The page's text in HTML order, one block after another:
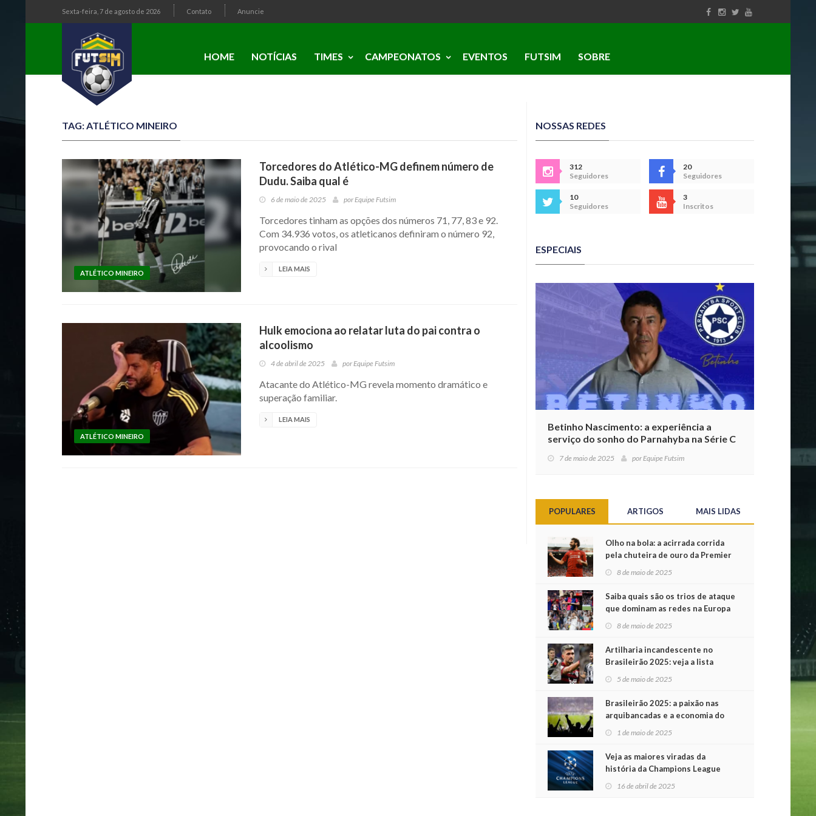
Sexta-feira, 7 de agosto de 2026 Contato Anuncie
HOME NOTÍCIAS TIMES CAMPEONATOS EVENTOS FUTSIM SOBRE
TAG: ATLÉTICO MINEIRO
ATLÉTICO MINEIRO
Torcedores do Atlético-MG definem número de
Dudu. Saiba qual é
6 de maio de 2025 porEquipe Futsim
Torcedores tinham as opções dos números 71, 77, 83 e 92.
Com 34.936 votos, os atleticanos definiram o número 92,
provocando o rival
LEIA MAIS
ATLÉTICO MINEIRO
Hulk emociona ao relatar luta do pai contra o
alcoolismo
4 de abril de 2025 por Equipe Futsim
Atacante do Atlético-MG revela momento dramático e
superação familiar.
LEIA MAIS
NOSSAS REDES
312
Seguidores
20
Seguidores
10
Seguidores
3
Inscritos
ESPECIAIS
Betinho Nascimento: a experiência a
serviço do sonho do Parnahyba na Série C
7 de maio de 2025 porEquipe Futsim
POPULARES ARTIGOS MAIS LIDAS
Olho na bola: a acirrada corrida
pela chuteira de ouro da Premier
League
8 de maio de 2025
Saiba quais são os trios de ataque
que dominam as redes na Europa
8 de maio de 2025
Artilharia incandescente no
Brasileirão 2025: veja a lista
atualizada
5 de maio de 2025
Brasileirão 2025: a paixão nas
arquibancadas e a economia do
futebol na primeira rodada
1 de maio de 2025
Veja as maiores viradas da
história da Champions League
16 de abril de 2025